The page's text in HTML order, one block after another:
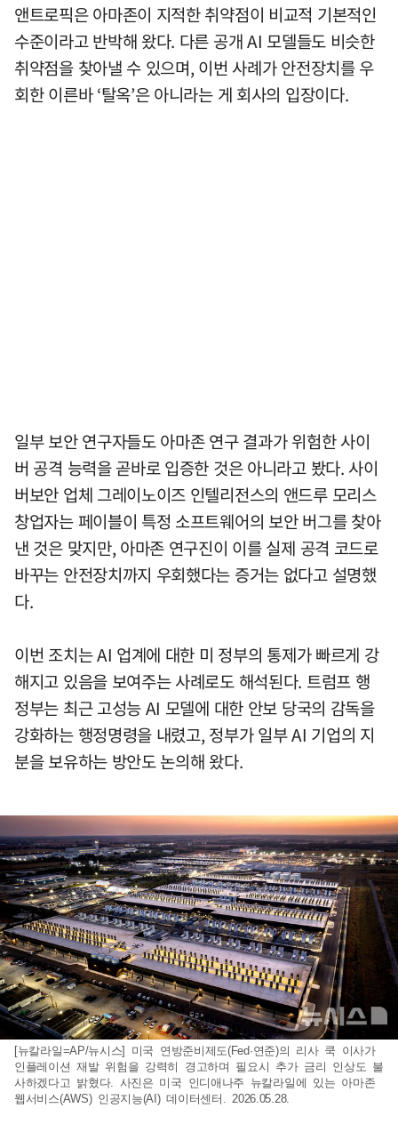
앤트로픽은 아마존이 지적한 취약점이 비교적 기본적인
수준이라고 반박해 왔다. 다른 공개 AI 모델들도 비슷한
취약점을 찾아낼 수 있으며, 이번 사례가 안전장치를 우
회한 이른바 ‘탈옥’은 아니라는 게 회사의 입장이다.
일부 보안 연구자들도 아마존 연구 결과가 위험한 사이
버 공격 능력을 곧바로 입증한 것은 아니라고 봤다. 사이
버보안 업체 그레이노이즈 인텔리전스의 앤드루 모리스
창업자는 페이블이 특정 소프트웨어의 보안 버그를 찾아
낸 것은 맞지만, 아마존 연구진이 이를 실제 공격 코드로
바꾸는 안전장치까지 우회했다는 증거는 없다고 설명했
다.
이번 조치는 AI 업계에 대한 미 정부의 통제가 빠르게 강
해지고 있음을 보여주는 사례로도 해석된다. 트럼프 행
정부는 최근 고성능 AI 모델에 대한 안보 당국의 감독을
강화하는 행정명령을 내렸고, 정부가 일부 AI 기업의 지
분을 보유하는 방안도 논의해 왔다.
[뉴칼라일=AP/뉴시스] 미국 연방준비제도(Fed·연준)의 리사 쿡 이사가
인플레이션 재발 위험을 강력히 경고하며 필요시 추가 금리 인상도 불
사하겠다고 밝혔다. 사진은 미국 인디애나주 뉴칼라일에 있는 아마존
웹서비스(AWS) 인공지능(AI) 데이터센터. 2026.05.28.